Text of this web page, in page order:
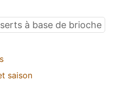
à base de brioche
saison